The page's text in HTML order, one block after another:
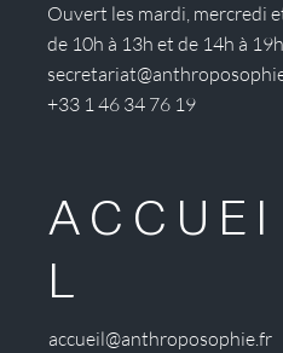
Ouvert les mardi, mercredi
de 10h à 13h et de 14h à 19h
+33 1 46 34 76 19
ACCUEI
L
accueil@anthroposophie.fr